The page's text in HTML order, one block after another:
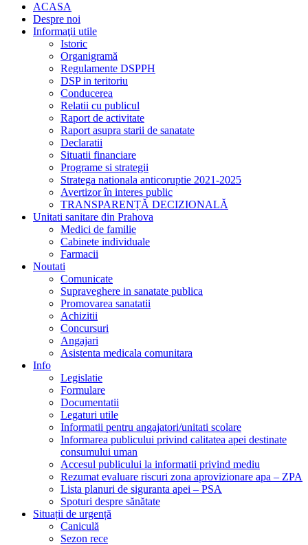
ACASA
Despre noi
Informaţii utile
Istoric
Organigramă
Regulamente DSPPH
DSP in teritoriu
Conducerea
Relatii cu publicul
Raport de activitate
Raport asupra starii de sanatate
Declaratii
Situatii financiare
Programe si strategii
Stratega nationala anticoruptie 2021-2025
Avertizor în interes public
TRANSPARENȚĂ DECIZIONALĂ
Unitati sanitare din Prahova
Medici de familie
Cabinete individuale
Farmacii
Noutati
Comunicate
Supraveghere in sanatate publica
Promovarea sanatatii
Achizitii
Concursuri
Angajari
Asistenta medicala comunitara
Info
Legislatie
Formulare
Documentatii
Legaturi utile
Informatii pentru angajatori/unitati scolare
Informarea publicului privind calitatea apei destinate
consumului uman
Accesul publicului la informatii privind mediu
Rezumat evaluare riscuri zona aprovizionare apa – ZPA
Lista planuri de siguranta apei – PSA
Spoturi despre sănătate
Situații de urgență
Caniculă
Sezon rece